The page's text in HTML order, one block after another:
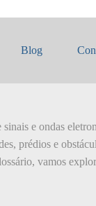
Blog
e ondas
prédios e
vamos